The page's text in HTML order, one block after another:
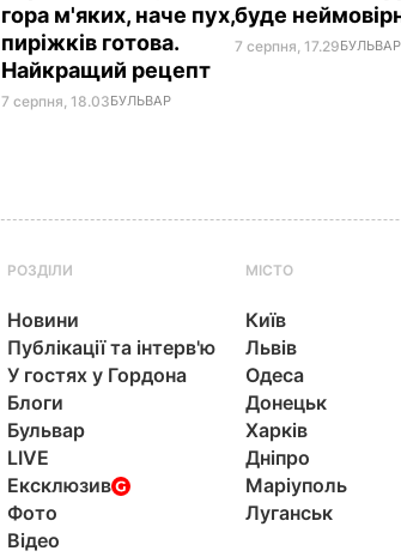
гора м'яких, наче пух,
пиріжків готова.
Найкращий рецепт
7 серпня, 18.03БУЛЬВАР
буде
7 серпня, 17.29БУЛЬВАР
РОЗДІЛИ
Новини
Публікації та інтерв'ю
У гостях у Гордона
Блоги
Бульвар
LIVE
Ексклюзив
Фото
Відео
МІСТО
Київ
Львів
Одеса
Донецьк
Харків
Дніпро
Маріуполь
Луганськ